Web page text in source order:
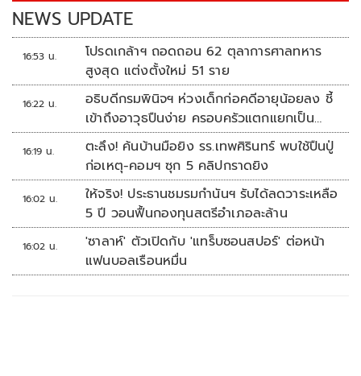
NEWS UPDATE
16:53 น.
โปรดเกล้าฯ ถอดถอน 62 ตุลาการศาลทหาร
สูงสุด แต่งตั้งใหม่ 51 ราย
16:22 น.
อธิบดีกรมพินิจฯ ห่วงเด็กก่อคดีอายุน้อยลง ชี้
เข้าถึงอาวุธปืนง่าย ครอบครัวแตกแยกเป็น
ชนวนสำคัญ
16:19 น.
ตะลึง! ค้นบ้านมือยิง รร.เทพศิรินทร์ พบใช้ปืนปู่
ก่อเหตุ-คอมฯ ซุก 5 คลิปกราดยิง
16:02 น.
ให้จริง! ประธานชมรมกำนันฯ รับได้ลดวาระเหลือ
5 ปี วอนฟื้นกองทุนสตรีอำเภอละล้าน
16:02 น.
'ซาลาห์' ตัวเปิดกับ 'แทร็บซอนสปอร์' ต่อหน้า
แฟนบอลเรือนหมื่น